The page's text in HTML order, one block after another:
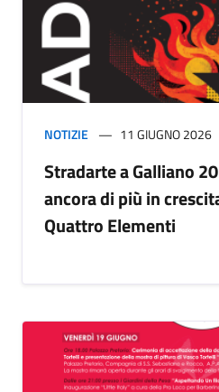
NOTIZIE 11 GIUGNO 2026
Stradarte a Galliano
ancora di più in
Quattro Elementi